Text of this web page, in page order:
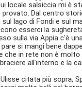
locale salsiccia mi è
provato. Dal centro
lago di Fondi e sul
esserci la
sulla via Appia c'è
si mangi bene
che in rete non è
all'interno e la
citata più sopra,